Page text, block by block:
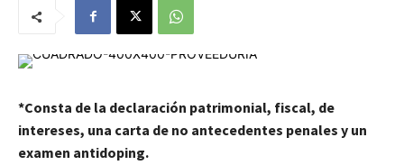
*Consta de la declaración patrimonial, fiscal, de
intereses, una carta de no antecedentes penales y un
examen antidoping.